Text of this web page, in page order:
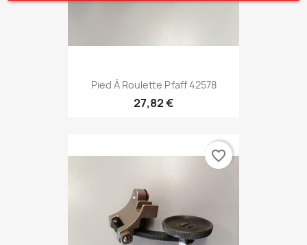
Pied À Roulette Pfaff 42578
27,82 €
favorite_border